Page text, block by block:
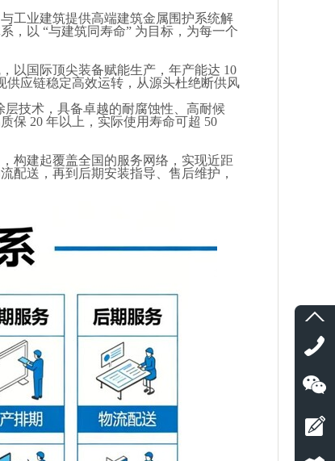
工业建筑提供高端建筑金属围护系统解
，以 “与建筑同寿命” 为目标，为每一个
以国际顶尖装备赋能生产，年产能达 10
供应链稳定高效运转，从源头杜绝断供风
技术，具备卓越的耐腐蚀性、高耐候
保 20 年以上，实际使用寿命可超 50
构建起覆盖全国的服务网络，实现近距
配送，再到后期安装指导、售后维护，